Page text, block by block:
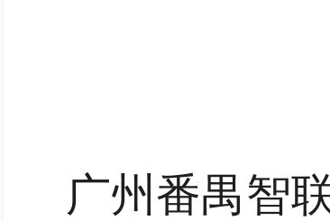
广州番禺智